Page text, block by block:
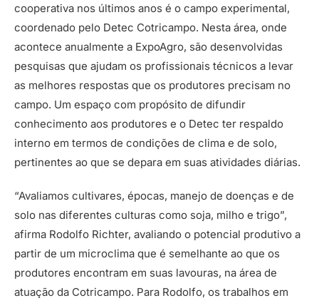
cooperativa nos últimos anos é o campo experimental,
coordenado pelo Detec Cotricampo. Nesta área, onde
acontece anualmente a ExpoAgro, são desenvolvidas
pesquisas que ajudam os profissionais técnicos a levar
as melhores respostas que os produtores precisam no
campo. Um espaço com propósito de difundir
conhecimento aos produtores e o Detec ter respaldo
interno em termos de condições de clima e de solo,
pertinentes ao que se depara em suas atividades diárias.
“Avaliamos cultivares, épocas, manejo de doenças e de
solo nas diferentes culturas como soja, milho e trigo”,
afirma Rodolfo Richter, avaliando o potencial produtivo a
partir de um microclima que é semelhante ao que os
produtores encontram em suas lavouras, na área de
atuação da Cotricampo. Para Rodolfo, os trabalhos em